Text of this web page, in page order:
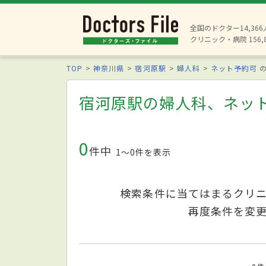
全国のドクター14,366
クリニック・病院
TOP 神奈川県 宿河原駅 婦人科 ネット予約可
宿河原駅の婦人科、ネッ
0件中 1〜0件を表示
検索条件に当てはまるクリ
再度条件を変